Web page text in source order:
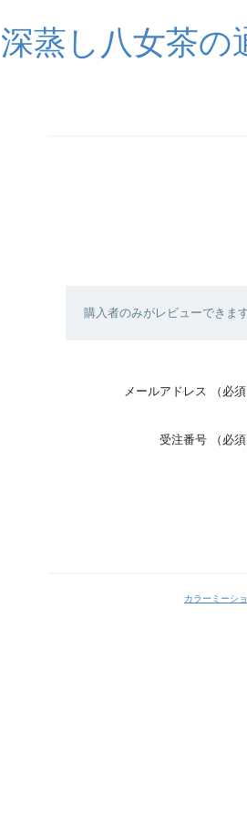
深蒸し八女茶の
購入者のみがレビューできま
メールアドレス （必須
受注番号 （必須
カラーミーシ